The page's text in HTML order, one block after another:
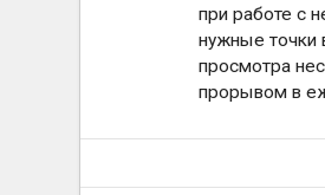
при работе с
нужные точки
просмотра
прорывом в